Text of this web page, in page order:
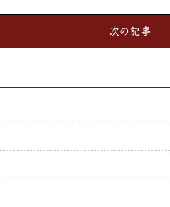
次の記事